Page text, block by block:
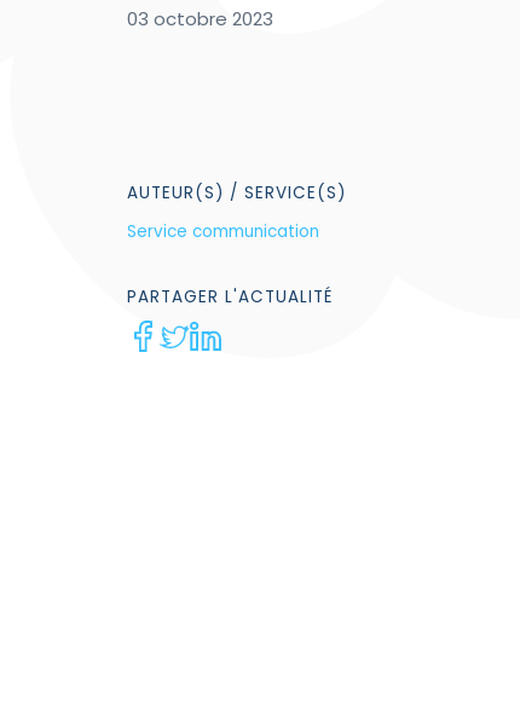
03 octobre 2023
AUTEUR(S) / SERVICE(S)
Service communication
PARTAGER L'ACTUALITÉ